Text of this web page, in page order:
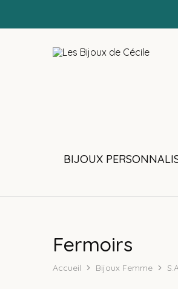
BIJOUX
Fermoirs
Accueil Bijoux Femme